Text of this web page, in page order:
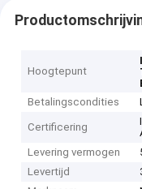
Hoogtepunt
Betalingscondities
Certificering
Levering vermogen
Levertijd